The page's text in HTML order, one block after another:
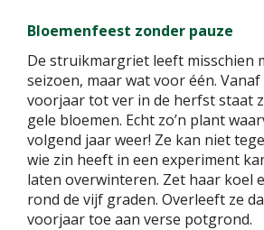
Bloemenfeest zonder pauze
De struikmargriet leeft misschien
seizoen, maar wat voor één.
voorjaar tot ver in de herfst staat
gele bloemen. Echt zo’n plant
volgend jaar weer! Ze kan niet
wie zin heeft in een experiment
laten overwinteren. Zet haar koel
rond de vijf graden. Overleeft ze
voorjaar toe aan verse potgrond.